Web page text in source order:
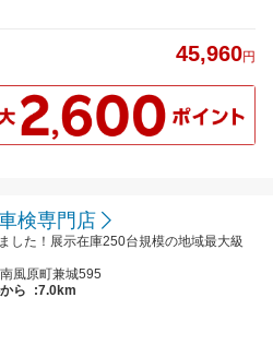
45,960円
検専門店
した！展示在庫250台規模の地域最大級
風原町兼城595
ら
:7.0km